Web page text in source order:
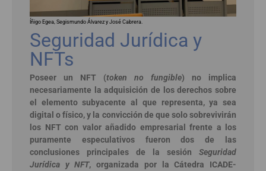
Íñigo Egea, Segismundo Álvarez y José Cabrera.
Seguridad Jurídica y
NFTs
Poseer un NFT (token no fungible) no implica
necesariamente la adquisición de los derechos sobre
el elemento subyacente al que representa, ya sea
digital o físico, y la convicción de que solo sobrevivirán
los NFT con valor añadido empresarial frente a los
puramente especulativos fueron dos de las
conclusiones principales de la sesión Seguridad
Jurídica y NFT, organizada por la Cátedra ICADE-